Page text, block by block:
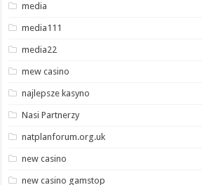
media
media111
media22
mew casino
najlepsze kasyno
Nasi Partnerzy
natplanforum.org.uk
new casino
new casino gamstop